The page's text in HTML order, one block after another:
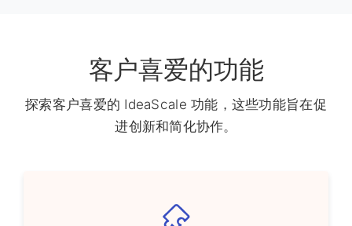
客户喜爱的功能
探索客户喜爱的 IdeaScale 功能，这些功能旨在促
进创新和简化协作。